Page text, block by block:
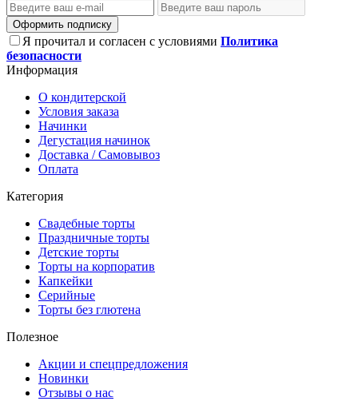
Оформить подписку
Я прочитал и согласен с условиями Политика
безопасности
Информация
О кондитерской
Условия заказа
Начинки
Дегустация начинок
Доставка / Самовывоз
Оплата
Категория
Свадебные торты
Праздничные торты
Детские торты
Торты на корпоратив
Капкейки
Серийные
Торты без глютена
Полезное
Акции и спецпредложения
Новинки
Отзывы о нас